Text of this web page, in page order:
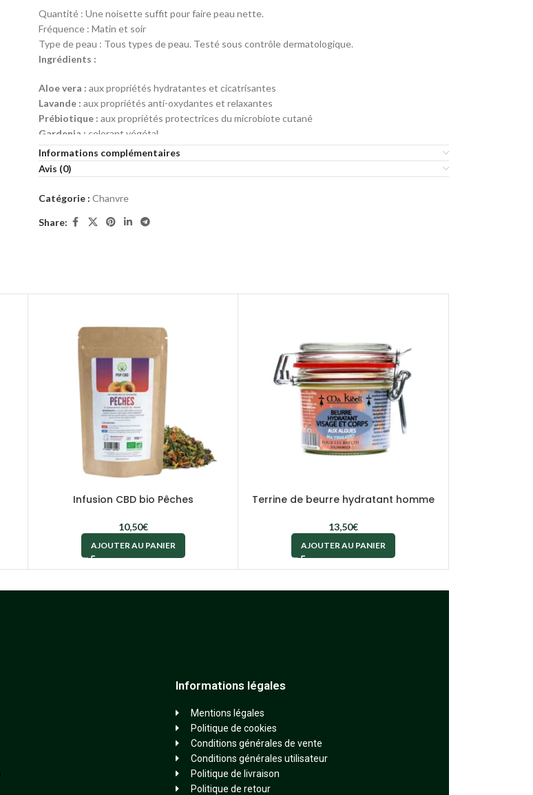
Quantité : Une noisette suffit pour faire peau nette.
Fréquence : Matin et soir
Type de peau : Tous types de peau. Testé sous contrôle dermatologique.
Ingrédients :
Aloe vera : aux propriétés hydratantes et cicatrisantes
Lavande : aux propriétés anti-oxydantes et relaxantes
Prébiotique : aux propriétés protectrices du microbiote cutané
Gardenia : colorant végétal
Informations complémentaires
Avis (0)
Catégorie : Chanvre
Share:
Infusion CBD bio Pêches
10,50€
AJOUTER AU PANIER
Terrine de beurre hydratant homme
13,50€
AJOUTER AU PANIER
Informations légales
Mentions légales
Politique de cookies
Conditions générales de vente
Conditions générales utilisateur
Politique de livraison
Politique de retour